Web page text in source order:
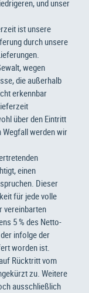
und unser
ist unsere
durch unsere
wegen
die außerhalb
erkennbar
über den Eintritt
Wegfall werden wir
einen
Dieser
für jede volle
vereinbarten
5 % des Netto-
infolge der
worden ist.
Rücktritt vom
zu. Weitere
ausschließlich